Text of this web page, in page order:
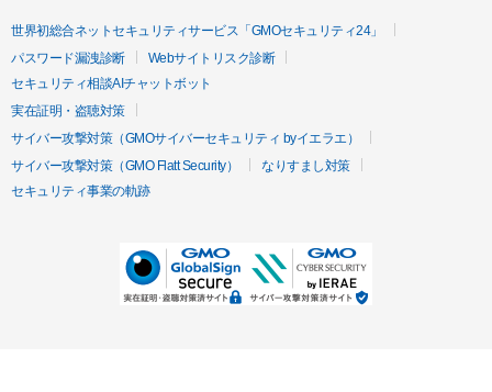
世界初総合ネットセキュリティサービス「GMOセキュリティ24」
パスワード漏洩診断
Webサイトリスク診断
セキュリティ相談AIチャットボット
実在証明・盗聴対策
サイバー攻撃対策（GMOサイバーセキュリティ byイエラエ）
サイバー攻撃対策（GMO Flatt Security）
なりすまし対策
セキュリティ事業の軌跡